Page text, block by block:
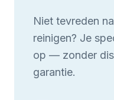
Niet tevreden
reinigen? Je
op — zonder
garantie.